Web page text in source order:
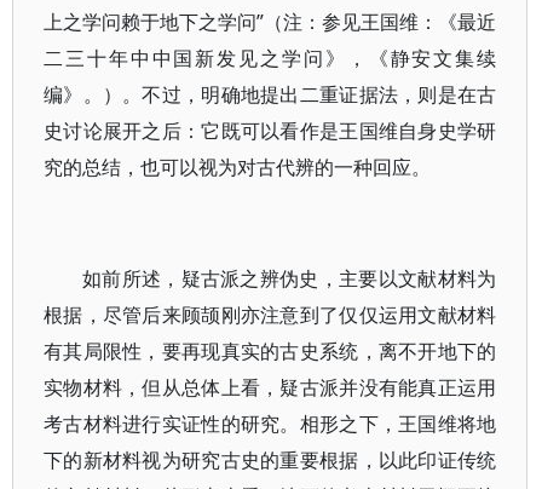
上之学问赖于地下之学问”（注：参见王国维：《最近
二三十年中中国新发见之学问》，《静安文集续
编》。）。不过，明确地提出二重证据法，则是在古
史讨论展开之后：它既可以看作是王国维自身史学研
究的总结，也可以视为对古代辨的一种回应。
如前所述，疑古派之辨伪史，主要以文献材料为
根据，尽管后来顾颉刚亦注意到了仅仅运用文献材料
有其局限性，要再现真实的古史系统，离不开地下的
实物材料，但从总体上看，疑古派并没有能真正运用
考古材料进行实证性的研究。相形之下，王国维将地
下的新材料视为研究古史的重要根据，以此印证传统